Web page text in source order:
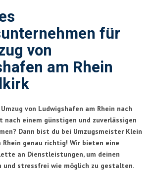
für
von
am Rhein
von Ludwigshafen am Rhein nach
nach einem günstigen und zuverlässigen
Dann bist du bei Umzugsmeister Klein
Rhein genau richtig! Wir bieten eine
an Dienstleistungen, um deinen
und stressfrei wie möglich zu gestalten.